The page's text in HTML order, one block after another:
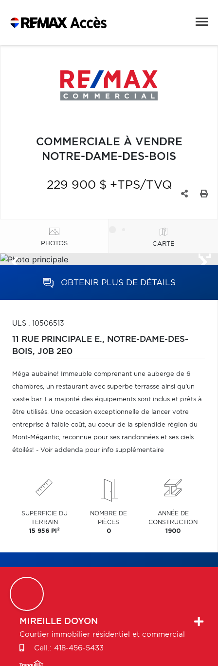
COMMERCIALE À VENDRE
NOTRE-DAME-DES-BOIS
229 900 $ +TPS/TVQ
PHOTOS CARTE
OBTENIR PLUS DE DÉTAILS
ULS : 10506513
11 RUE PRINCIPALE E., NOTRE-DAME-DES-
BOIS, J0B 2E0
Méga aubaine! Immeuble comprenant une auberge de 6
chambres, un restaurant avec superbe terrasse ainsi qu'un
vaste bar. La majorité des équipements sont inclus et prêts à
être utilisés. Une occasion exceptionnelle de lancer votre
entreprise à faible coût, au coeur de la splendide région du
Mont-Mégantic, reconnue pour ses randonnées et ses ciels
étoilés! - Voir addenda pour info supplémentaire
SUPERFICIE DU
TERRAIN
15 956 PI 2
NOMBRE DE
PIÈCES
0
ANNÉE DE
CONSTRUCTION
1900
MIREILLE DOYON
Courtier immobilier résidentiel et commercial
Cell.: 418-456-5433